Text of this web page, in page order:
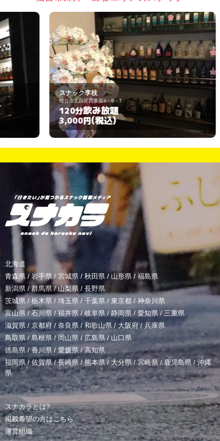
スナック李枝
仙台市太白区西多賀4－6－7
120分飲み放題
3,000円(税込)
北海道
青森県 / 岩手県/ 宮城県 / 秋田県 / 山形県/ 福島県
新潟県 /群馬県/山梨県 / 長野県
茨城県 / 栃木県 / 埼玉県 / 千葉県 / 東京都 / 神奈川県
富山県 /石川県/福井県/岐阜県 / 静岡県 / 愛知県 / 三重県
滋賀県 / 京都府 / 奈良県 / 和歌山県/ 大阪府 /兵庫県
鳥取県/ 島根県 /岡山県/ 広島県 / 山口県
徳島県 /香川県 / 愛媛県/高知県
福岡県/佐賀県/長崎県 /熊本県/ 大分県/宮崎県 /鹿児島県 / 沖縄
県
スナカラとは?
掲載希望の方はこちら
運営組織